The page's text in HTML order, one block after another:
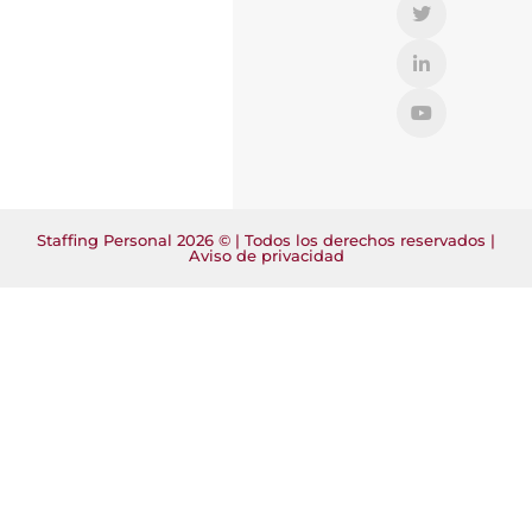
Staffing Personal 2026 © | Todos los derechos reservados |
Aviso de privacidad